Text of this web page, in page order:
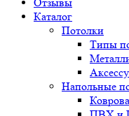
Каталог
Потолки
Типы
Напольные